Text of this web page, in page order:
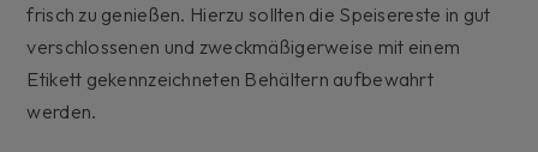
frisch zu genießen. Hierzu sollten die Speisereste in gut
verschlossenen und zweckmäßigerweise mit einem
Etikett gekennzeichneten Behältern aufbewahrt
werden.